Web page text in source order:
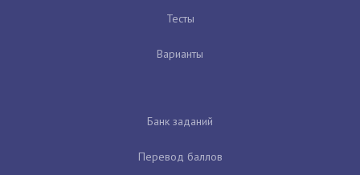
Тесты
Варианты
Банк заданий
Перевод баллов